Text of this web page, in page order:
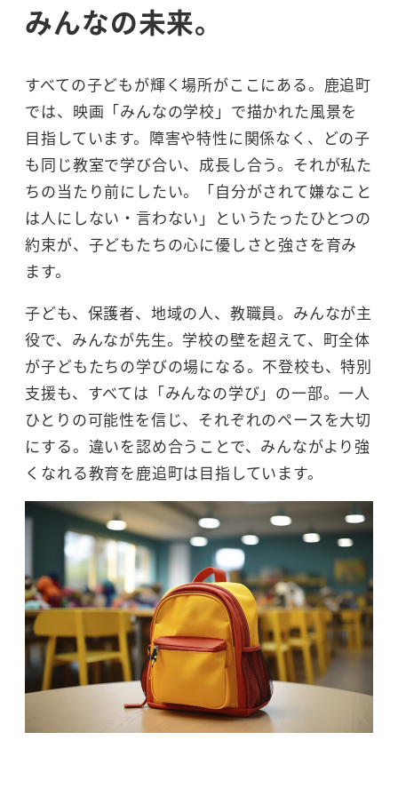
みんなの未来。
すべての子どもが輝く場所がここにある。鹿追町
では、映画「みんなの学校」で描かれた風景を
目指しています。障害や特性に関係なく、どの子
も同じ教室で学び合い、成長し合う。それが私た
ちの当たり前にしたい。「自分がされて嫌なこと
は人にしない・言わない」というたったひとつの
約束が、子どもたちの心に優しさと強さを育み
ます。
子ども、保護者、地域の人、教職員。みんなが主
役で、みんなが先生。学校の壁を超えて、町全体
が子どもたちの学びの場になる。不登校も、特別
支援も、すべては「みんなの学び」の一部。一人
ひとりの可能性を信じ、それぞれのペースを大切
にする。違いを認め合うことで、みんながより強
くなれる教育を鹿追町は目指しています。